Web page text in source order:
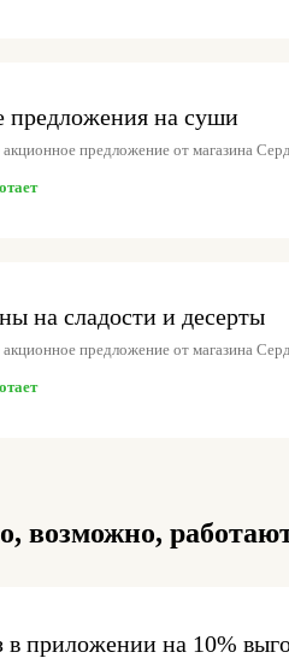
предложения на суши
предложение от магазина
на сладости и десерты
предложение от магазина
возможно,
в приложении на 10%